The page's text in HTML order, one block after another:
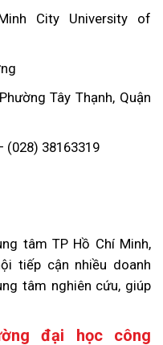
City University of
Tây Thạnh, Quận
(028) 38163319
tâm TP Hồ Chí Minh,
tiếp cận nhiều doanh
tâm nghiên cứu, giúp
đại học công